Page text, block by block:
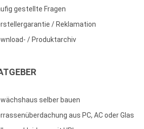
gestellte Fragen
/ Reklamation
/ Produktarchiv
selber bauen
aus PC, AC oder Glas